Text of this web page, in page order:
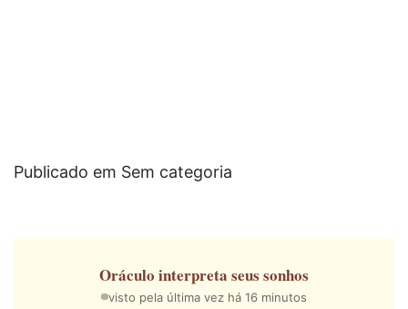
Publicado em Sem categoria
Oráculo interpreta seus sonhos
visto pela última vez há 16 minutos